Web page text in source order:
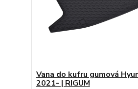
Vana do kufru gumová
2021- | RIGUM